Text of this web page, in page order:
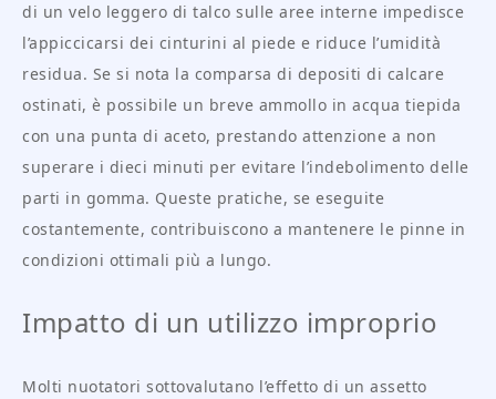
di un velo leggero di talco sulle aree interne impedisce
l’appiccicarsi dei cinturini al piede e riduce l’umidità
residua. Se si nota la comparsa di depositi di calcare
ostinati, è possibile un breve ammollo in acqua tiepida
con una punta di aceto, prestando attenzione a non
superare i dieci minuti per evitare l’indebolimento delle
parti in gomma. Queste pratiche, se eseguite
costantemente, contribuiscono a mantenere le pinne in
condizioni ottimali più a lungo.
Impatto di un utilizzo improprio
Molti nuotatori sottovalutano l’effetto di un assetto